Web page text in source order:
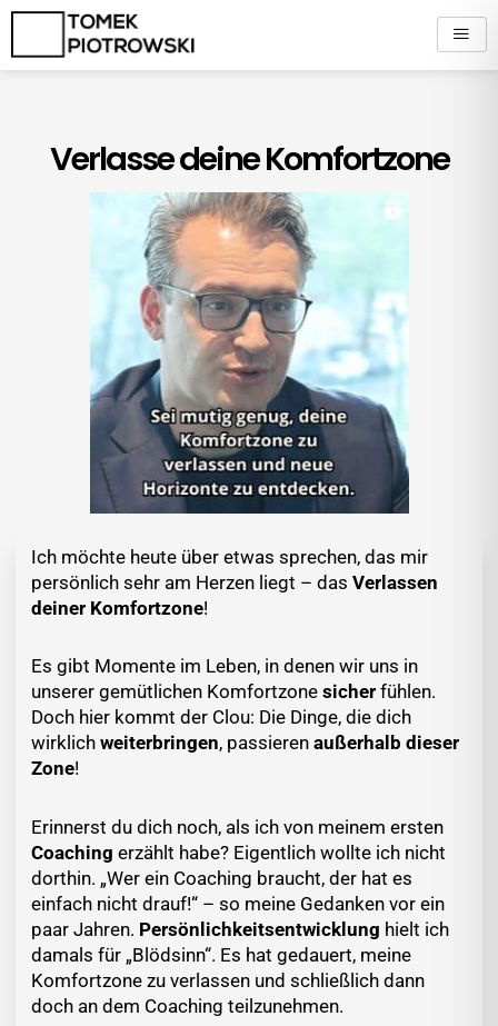
Zum
springen
Verlasse deine Komfortzone
Ich möchte heute über etwas sprechen, das mir
persönlich sehr am Herzen liegt – das Verlassen
deiner Komfortzone!
Es gibt Momente im Leben, in denen wir uns in
unserer gemütlichen Komfortzone sicher fühlen.
Doch hier kommt der Clou: Die Dinge, die dich
wirklich weiterbringen, passieren außerhalb dieser
Zone!
Erinnerst du dich noch, als ich von meinem ersten
Coaching erzählt habe? Eigentlich wollte ich nicht
dorthin. „Wer ein Coaching braucht, der hat es
einfach nicht drauf!“ – so meine Gedanken vor ein
paar Jahren. Persönlichkeitsentwicklung hielt ich
damals für „Blödsinn“. Es hat gedauert, meine
Komfortzone zu verlassen und schließlich dann
doch an dem Coaching teilzunehmen.